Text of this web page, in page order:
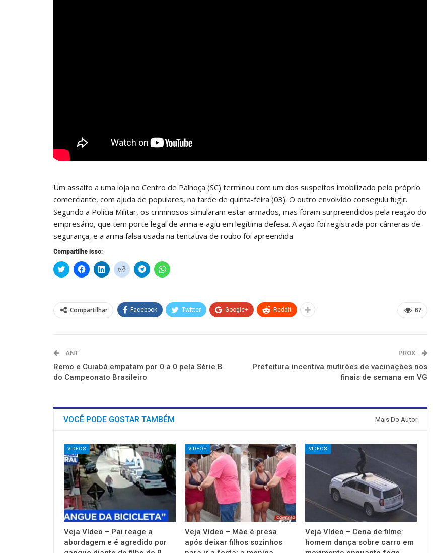
Um assalto a uma loja no Centro de Palhoça (SC) terminou com um dos suspeitos imobilizado pelo próprio
comerciante, com ajuda de populares, na tarde de quinta-feira (03). O outro envolvido conseguiu fugir.
Segundo a Polícia Militar, os criminosos simularam estar armados, mas foram surpreendidos pela reação do
empresário, que tem porte legal de arma e agiu em legítima defesa. A ação foi registrada por câmeras de
segurança, e a arma falsa usada na tentativa de roubo foi apreendida
Compartilhe isso:
Clique
para
em
nova
janela)
Clique
para
em
nova
janela)
Clique
para
em
nova
janela)
Clique
para
em
nova
janela)
Clique
para
em
nova
janela)
Clique
para
em
nova
janela) 67
Compartilhar Facebook Twitter Google+ ReddIt
ANT
Remo e Cuiabá empatam por 0 a 0 pela Série B
do Campeonato Brasileiro
PROX
Prefeitura incentiva mutirões de vacinações nos
finais de semana em VG
VOCÊ PODE GOSTAR TAMBÉM Mais Do Autor
VIDEOS
Veja Vídeo – Pai reage a
abordagem e é agredido por
VIDEOS
Veja Vídeo – Mãe é presa
após deixar filhos sozinhos
VIDEOS
Veja Vídeo – Cena de filme:
homem dança sobre carro em